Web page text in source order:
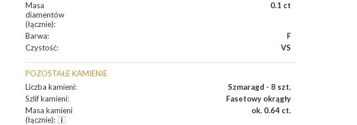
Masa
diamentów
(łącznie):
0.1 ct
Barwa:
F
Czystość: VS
POZOSTAŁE KAMIENIE
Liczba kamieni:
Szmaragd - 8 szt.
Szlif kamieni:
Fasetowy okrągły
Masa kamieni
(łącznie):
ok. 0.64 ct.